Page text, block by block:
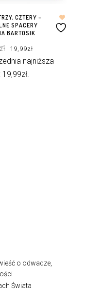
CZTERY –
SPACERY
BARTOSIK
zł cena
wynosiła:
25,00zł.
19,99złcena
19,99zł.
najniższa
19,99zł.
o odwadze,
Świata